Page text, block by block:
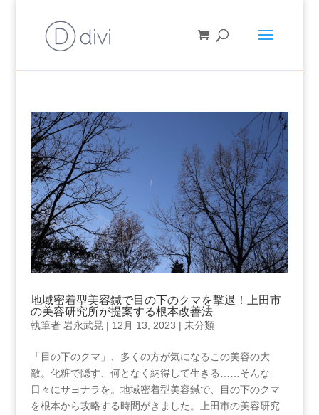
地域密着型美容鍼で目の下のクマを撃退！上田市
の美容研究所が提案する根本改善法
執筆者 岩永武晃 | 12月 13, 2023 | 未分類
「目の下のクマ」、多くの方が気になるこの美容の大
敵。化粧で隠す、何となく納得して生きる……そんな
日々にサヨナラを。地域密着型美容鍼で、目の下のクマ
を根本から攻略する時間がきました。上田市の美容研究